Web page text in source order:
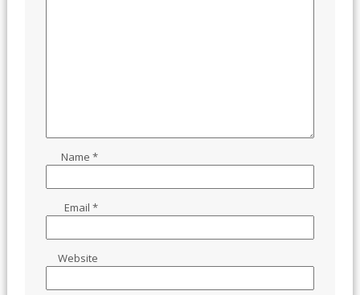
Name*
Email*
Website